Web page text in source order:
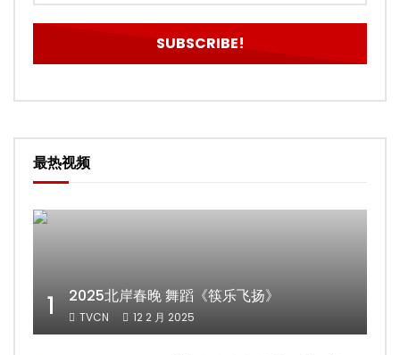
最热视频
1 2025北岸春晚 舞蹈《筷乐飞扬》
TVCN 12 2 月 2025